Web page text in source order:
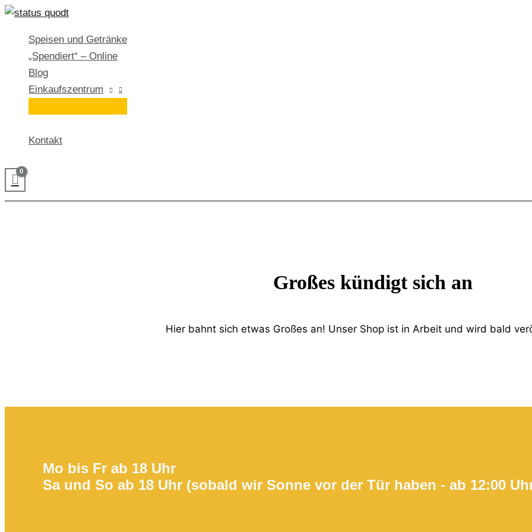
Zum
springenSpeisen und Getränke
„Spendiert“ – Online
Blog
Einkaufszentrum
Kontakt
Großes kündigt sich an
Hier bahnt sich etwas Großes an! Unser Shop ist in Arbeit und wird bald
Mo bis Fr ab 18 Uhr
Sa und So ab 18 Uhr (sobald wir Sonne vor der Tür haben - ab 12:00